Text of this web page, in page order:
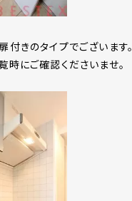
きのタイプでございます。
にご確認くださいませ。